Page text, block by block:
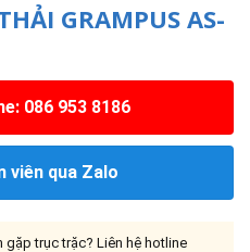
GRAMPUS AS-
086 953 8186
viên qua Zalo
gặp trục trặc? Liên hệ hotline